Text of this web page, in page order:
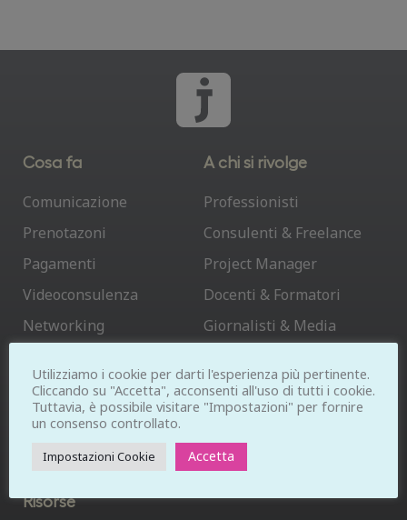
Cosa fa
Comunicazione
Prenotazoni
Pagamenti
Videoconsulenza
Networking
Cloud
Condivisione File
A chi si rivolge
Professionisti
Consulenti & Freelance
Project Manager
Docenti & Formatori
Giornalisti & Media
Aziende
Associazioni
Business Temporaneo
Risorse
Utilizziamo i cookie per darti l'esperienza più pertinente.
Cliccando su "Accetta", acconsenti all'uso di tutti i cookie.
Tuttavia, è possibile visitare "Impostazioni" per fornire
un consenso controllato.
Impostazioni Cookie Accetta